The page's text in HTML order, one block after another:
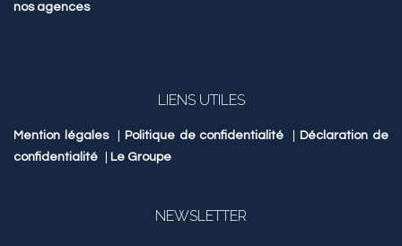
nos agences
LIENS UTILES
Mention légales Politique de confidentialité
Déclaration de
confidentialité
Le Groupe
NEWSLETTER